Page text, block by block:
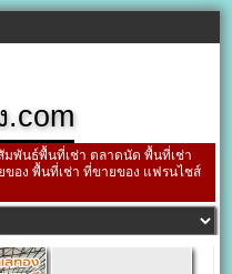
.com
มพันธ์พื้นที่เช่า ตลาดนัด พื้นที่เช่า
ของ พื้นที่เช่า ที่ขายของ แฟรนไชส์